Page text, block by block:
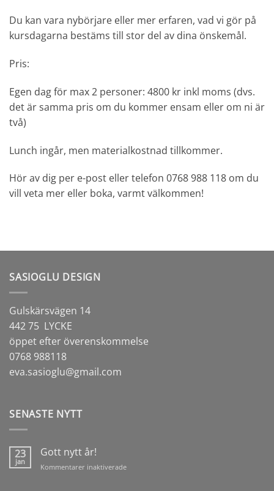
Du kan vara nybörjare eller mer erfaren, vad vi gör på
kursdagarna bestäms till stor del av dina önskemål.
Pris:
Egen dag för max 2 personer: 4800 kr inkl moms (dvs.
det är samma pris om du kommer ensam eller om ni är
två)
Lunch ingår, men materialkostnad tillkommer.
Hör av dig per e-post eller telefon 0768 988 118 om du
vill veta mer eller boka, varmt välkommen!
SASIOGLU DESIGN
Gulskärsvägen 14
442 75 LYCKE
öppet efter överenskommelse
0768 988118
eva.sasioglu@gmail.com
SENASTE NYTT
23
jan
Gott nytt år!
Kommentarer inaktiveradeför